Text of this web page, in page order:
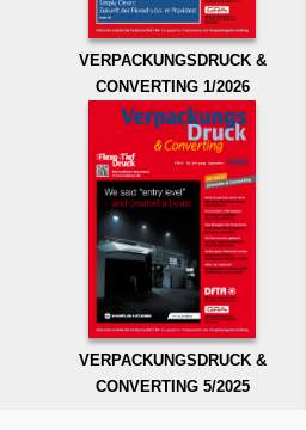
VERPACKUNGSDRUCK &
CONVERTING 1/2026
VERPACKUNGSDRUCK &
CONVERTING 5/2025